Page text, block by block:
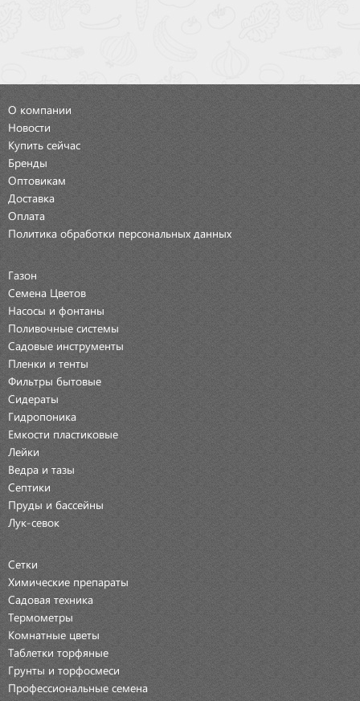
О компании
Новости
Купить сейчас
Бренды
Оптовикам
Доставка
Оплата
Политика обработки персональных данных
Газон
Семена Цветов
Насосы и фонтаны
Поливочные системы
Садовые инструменты
Пленки и тенты
Фильтры бытовые
Сидераты
Гидропоника
Емкости пластиковые
Лейки
Ведра и тазы
Септики
Пруды и бассейны
Лук-севок
Сетки
Химические препараты
Садовая техника
Термометры
Комнатные цветы
Таблетки торфяные
Грунты и торфосмеси
Профессиональные семена